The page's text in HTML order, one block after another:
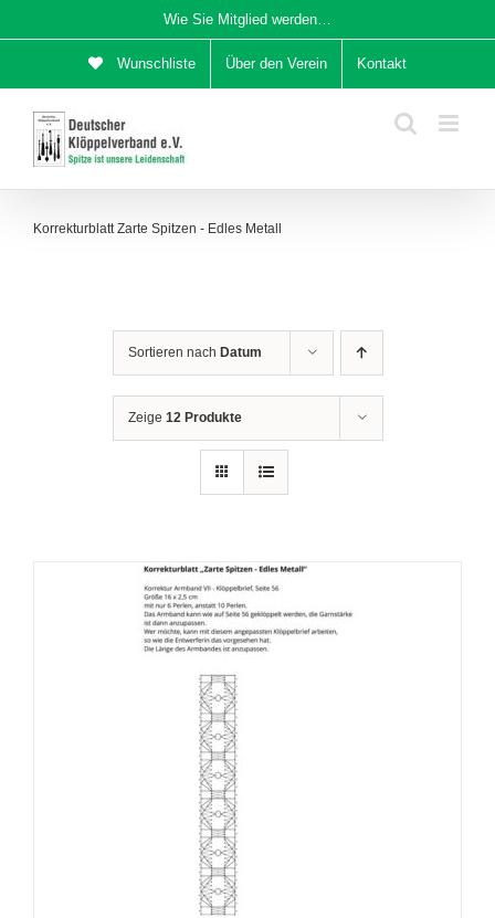
Inhalt
Wie Sie Mitglied werden…
Wunschliste Über den Verein Kontakt
Korrekturblatt Zarte Spitzen - Edles Metall
Sortieren nach Datum
Zeige 12 Produkte